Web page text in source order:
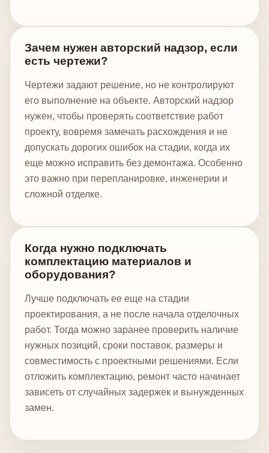
Зачем нужен авторский надзор, если
есть чертежи?
Чертежи задают решение, но не контролируют
его выполнение на объекте. Авторский надзор
нужен, чтобы проверять соответствие работ
проекту, вовремя замечать расхождения и не
допускать дорогих ошибок на стадии, когда их
еще можно исправить без демонтажа. Особенно
это важно при перепланировке, инженерии и
сложной отделке.
Когда нужно подключать
комплектацию материалов и
оборудования?
Лучше подключать ее еще на стадии
проектирования, а не после начала отделочных
работ. Тогда можно заранее проверить наличие
нужных позиций, сроки поставок, размеры и
совместимость с проектными решениями. Если
отложить комплектацию, ремонт часто начинает
зависеть от случайных задержек и вынужденных
замен.